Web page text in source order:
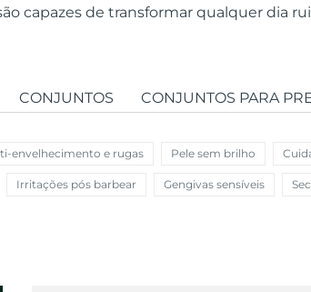
capazes de transformar qualquer dia
CONJUNTOS CONJUNTOS PARA
envelhecimento e rugas Pele sem brilho
Irritações pós barbear Gengivas sensíveis